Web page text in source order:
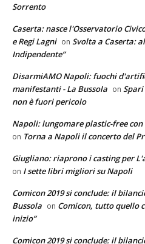
Sorrento
Caserta: nasce l'Osservatorio
e Regi Lagni on Svolta a Caserta:
Indipendente”
DisarmiAMO Napoli: fuochi
manifestanti - La Bussola on Spari
non è fuori pericolo
Napoli: lungomare plastic-free
on Torna a Napoli il concerto del
Giugliano: riaprono i casting per
on I sette libri migliori su Napoli
Comicon 2019 si conclude: il
Bussola on Comicon, tutto quello
inizio”
Comicon 2019 si conclude: il